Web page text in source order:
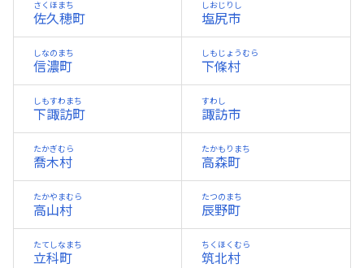
佐久穂町
さくほまち
塩尻市
しおじりし
信濃町
しなのまち
下條村
しもじょうむら
下諏訪町
しもすわまち
諏訪市
すわし
喬木村
たかぎむら
高森町
たかもりまち
高山村
たかやまむら
辰野町
たつのまち
立科町
たてしなまち
筑北村
ちくほくむら